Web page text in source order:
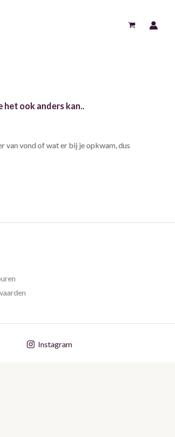
het ook anders kan..
van vond of wat er bij je opkwam, dus
Instagram